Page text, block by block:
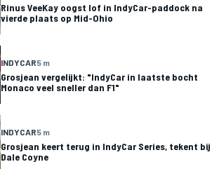
Rinus VeeKay oogst lof in IndyCar-paddock na
vierde plaats op Mid-Ohio
INDYCAR5 m
Grosjean vergelijkt: "IndyCar in laatste bocht
Monaco veel sneller dan F1"
INDYCAR5 m
Grosjean keert terug in IndyCar Series, tekent bij
Dale Coyne